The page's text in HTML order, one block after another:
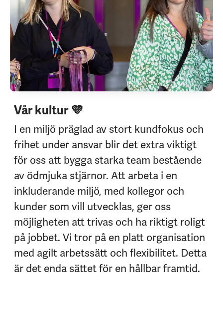
Vår kultur 💜
I en miljö präglad av stort kundfokus och
frihet under ansvar blir det extra viktigt
för oss att bygga starka team bestående
av ödmjuka stjärnor. Att arbeta i en
inkluderande miljö, med kollegor och
kunder som vill utvecklas, ger oss
möjligheten att trivas och ha riktigt roligt
på jobbet. Vi tror på en platt organisation
med agilt arbetssätt och flexibilitet. Detta
är det enda sättet för en hållbar framtid.